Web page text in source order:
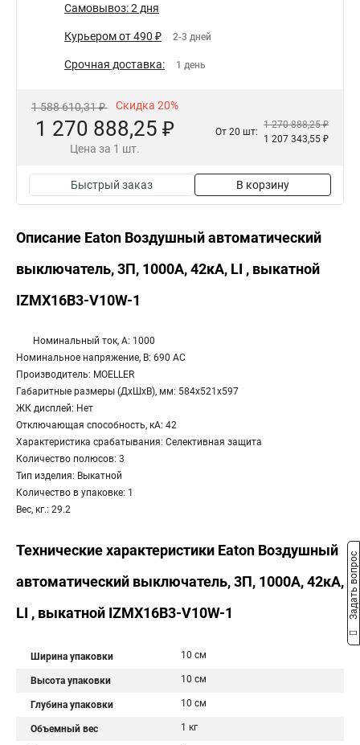
Самовывоз: 2 дня
Курьером от 490 ₽ 2-3 дней
Срочная доставка: 1 день
1 588 610,31 ₽ Скидка 20%
1 270 888,25 ₽
Цена за 1 шт.
От 20 шт:
1 270 888,25 ₽
1 207 343,55 ₽
Быстрый заказ В корзину
Описание Eaton Воздушный автоматический
выключатель, 3П, 1000А, 42кА, LI , выкатной
IZMX16B3-V10W-1
Номинальный ток, А: 1000
Номинальное напряжение, В: 690 AC
Производитель: MOELLER
Габаритные размеры (ДхШхВ), мм: 584x521x597
ЖК дисплей: Нет
Отключающая способность, кА: 42
Характеристика срабатывания: Селективная защита
Количество полюсов: 3
Тип изделия: Выкатной
Количество в упаковке: 1
Вес, кг.: 29.2
Технические характеристики Eaton Воздушный
автоматический выключатель, 3П, 1000А, 42кА,
LI , выкатной IZMX16B3-V10W-1
Ширина упаковки 10 см
Высота упаковки 10 см
Глубина упаковки 10 см
Объемный вес 1 кг
Задать вопрос